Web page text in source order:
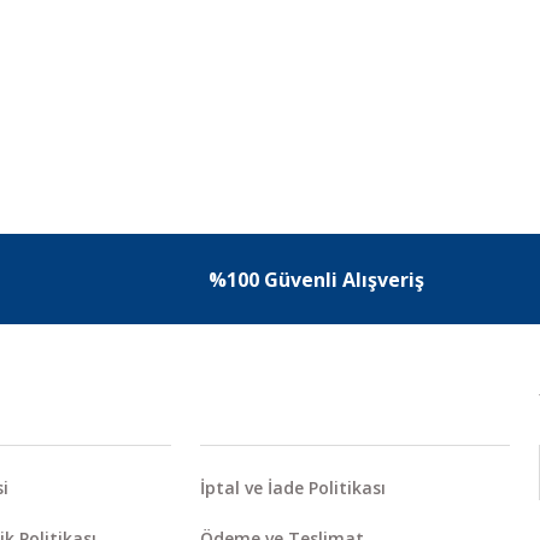
%100 Güvenli Alışveriş
İptal ve İade Politikası